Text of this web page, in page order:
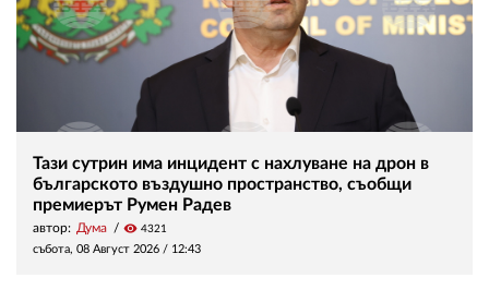
Тази сутрин има инцидент с нахлуване на дрон в
българското въздушно пространство, съобщи
премиерът Румен Радев
автор: Дума visibility 4321
събота, 08 Август 2026 / 12:43